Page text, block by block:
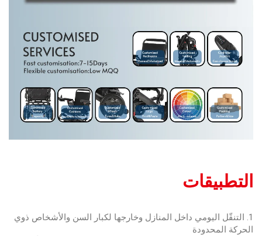
التطبيقات
1. التنقّل اليومي داخل المنازل وخارجها لكبار السن والأشخاص ذوي
الحركة المحدودة